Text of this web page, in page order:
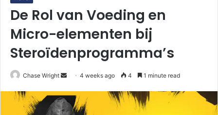
De Rol van Voeding en
Micro-elementen bij
Steroïdenprogramma’s
Chase Wright
d
4 weeks ago 4 1 minute read